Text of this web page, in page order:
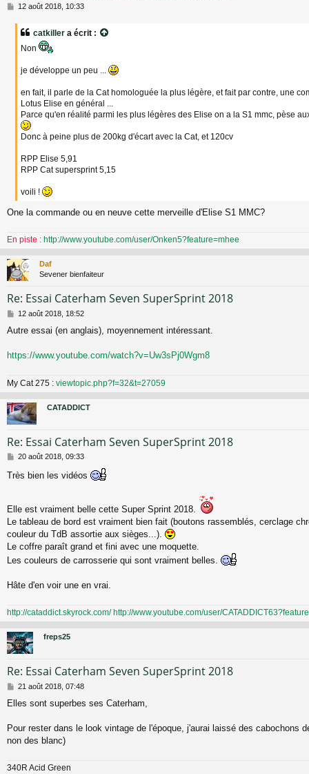
M12 août 2018, 10:33
catkiller a écrit :
Non
je développe un peu ...
en fait, il parle de la Cat homologuée la plus légère, et fait par contre, une
Lotus Elise en général ...
Parce qu'en réalité parmi les plus légères des Elise on a la S1 mmc, pèse
Donc à peine plus de 200kg d'écart avec la Cat, et 120cv
RPP Elise 5,91
RPP Cat supersprint 5,15
voili !
One la commande ou en neuve cette merveille d'Elise S1 MMC?
En piste : http://www.youtube.com/user/Onken5?feature=mhee
Daf
Sevener bienfaiteur
Re: Essai Caterham Seven SuperSprint 2018
M
s
a
12 août 2018, 18:52
Autre essai (en anglais), moyennement intéressant.
https://www.youtube.com/watch?v=Uw3sPj0Wgm8
My Cat 275 : viewtopic.php?f=32&t=27059
CATADDICT
Re: Essai Caterham Seven SuperSprint 2018
M
s
g
20 août 2018, 09:33
Très bien les vidéos
Elle est vraiment belle cette Super Sprint 2018.
Le tableau de bord est vraiment bien fait (boutons rassemblés, cerclage
couleur du TdB assortie aux sièges...).
Le coffre paraît grand et fini avec une moquette.
Les couleurs de carrosserie qui sont vraiment belles.
Hâte d'en voir une en vrai.
http://cataddict.skyrock.com/ http://www.youtube.com/user/
freps25
Re: Essai Caterham Seven SuperSprint 2018
M
s
a
g
21 août 2018, 07:48
Elles sont superbes ses Caterham,
Pour rester dans le look vintage de l'époque, j'aurai laissé des cabochons
non des blanc)
340R Acid Green